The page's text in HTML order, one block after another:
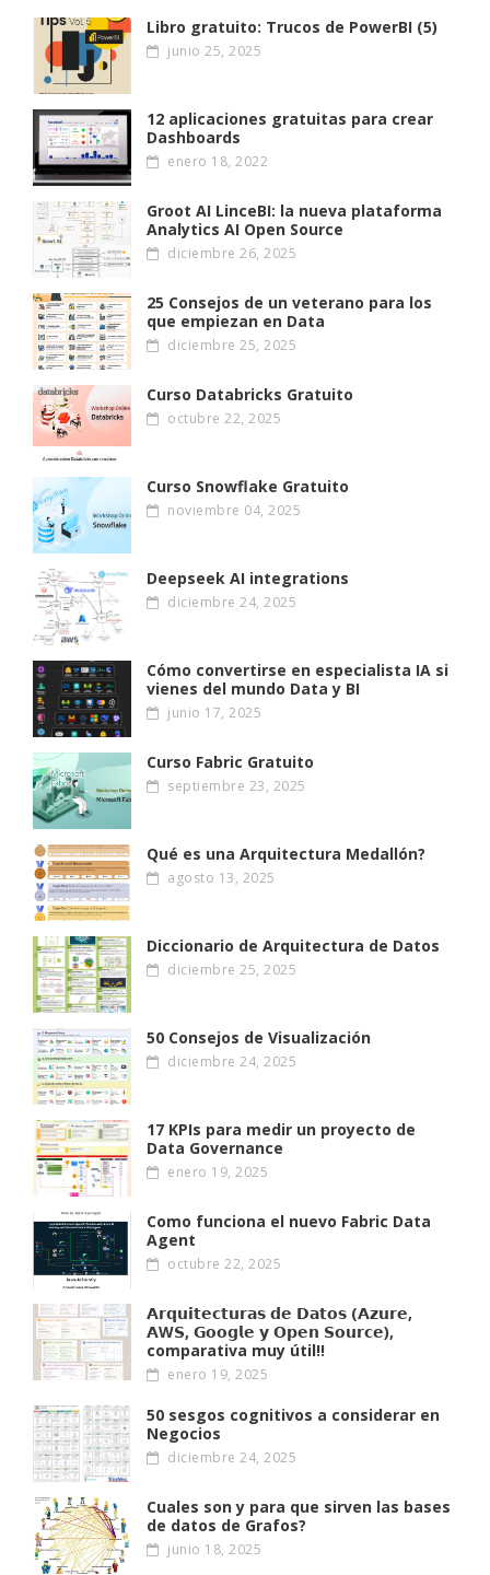
Libro gratuito: Trucos de PowerBI (5)
junio 25, 2025
12 aplicaciones gratuitas para crear
Dashboards
enero 18, 2022
Groot AI LinceBI: la nueva plataforma
Analytics AI Open Source
diciembre 26, 2025
25 Consejos de un veterano para los
que empiezan en Data
diciembre 25, 2025
Curso Databricks Gratuito
octubre 22, 2025
Curso Snowflake Gratuito
noviembre 04, 2025
Deepseek AI integrations
diciembre 24, 2025
Cómo convertirse en especialista IA si
vienes del mundo Data y BI
junio 17, 2025
Curso Fabric Gratuito
septiembre 23, 2025
Qué es una Arquitectura Medallón?
agosto 13, 2025
Diccionario de Arquitectura de Datos
diciembre 25, 2025
50 Consejos de Visualización
diciembre 24, 2025
17 KPIs para medir un proyecto de
Data Governance
enero 19, 2025
Como funciona el nuevo Fabric Data
Agent
octubre 22, 2025
𝗔𝗿𝗾𝘂𝗶𝘁𝗲𝗰𝘁𝘂𝗿𝗮𝘀 𝗱𝗲 𝗗𝗮𝘁𝗼𝘀 (𝗔𝘇𝘂𝗿𝗲,
𝗔W𝗦, 𝗚𝗼𝗼𝗴𝗹𝗲 𝘆 𝗢𝗽𝗲𝗻 𝗦𝗼𝘂𝗿𝗰𝗲),
comparativa muy útil!!
enero 19, 2025
50 sesgos cognitivos a considerar en
Negocios
diciembre 24, 2025
Cuales son y para que sirven las bases
de datos de Grafos?
junio 18, 2025